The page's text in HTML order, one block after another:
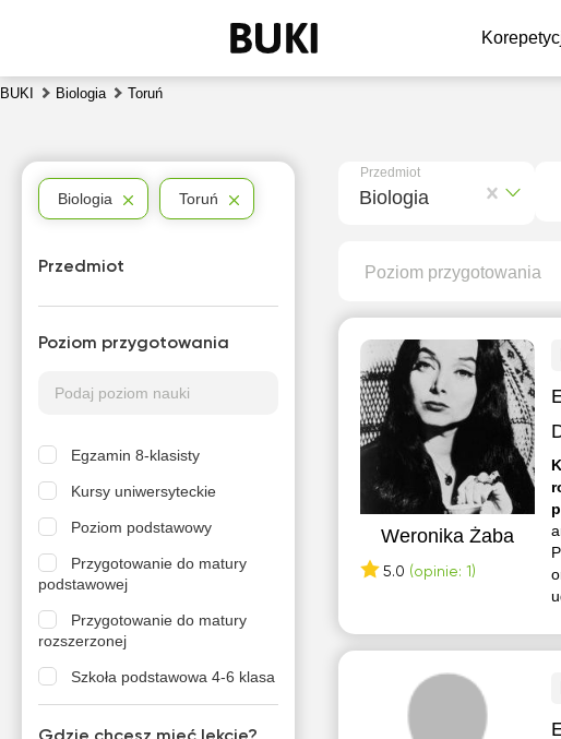
BUKI Biologia Toruń
Przedmiot
Biologia
Poziom przygotowania
Weronika Żaba
5.0 (opinie: 1)
Biologia Toruń
Przedmiot
Poziom przygotowania
Egzamin 8-klasisty
Kursy uniwersyteckie
Poziom podstawowy
Przygotowanie do matury
podstawowej
Przygotowanie do matury
rozszerzonej
Szkoła podstawowa 4-6 klasa